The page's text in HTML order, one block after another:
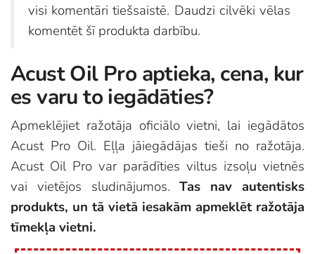
visi komentāri tiešsaistē. Daudzi cilvēki vēlas
komentēt šī produkta darbību.
Acust Oil Pro aptieka, cena, kur
es varu to iegādāties?
Apmeklējiet ražotāja oficiālo vietni, lai iegādātos
Acust Pro Oil. Eļļa jāiegādājas tieši no ražotāja.
Acust Oil Pro var parādīties viltus izsoļu vietnēs
vai vietējos sludinājumos.Tas nav autentisks
produkts, un tā vietā iesakām apmeklēt ražotāja
tīmekļa vietni.